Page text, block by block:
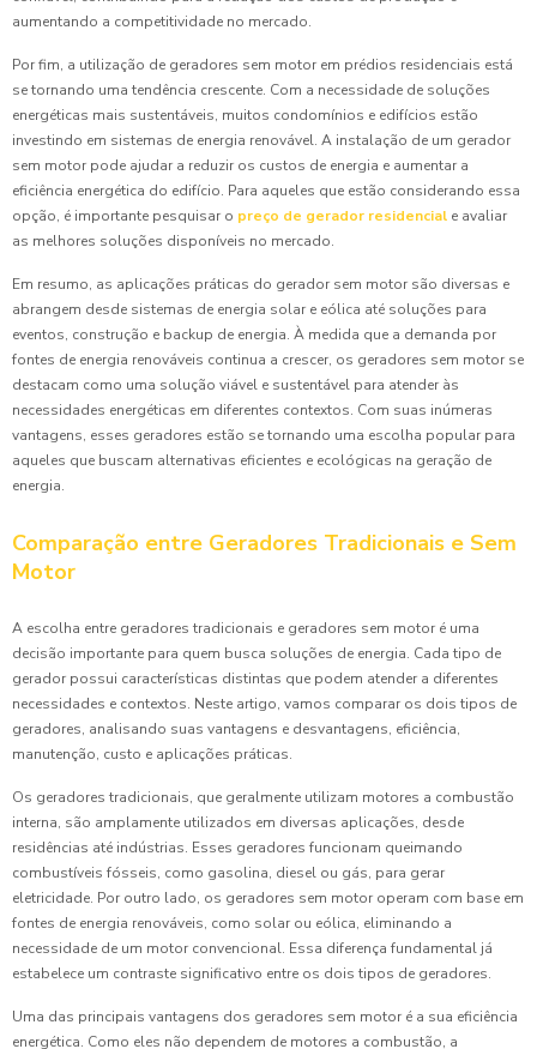
aumentando a competitividade no mercado.
Por fim, a utilização de geradores sem motor em prédios residenciais está
se tornando uma tendência crescente. Com a necessidade de soluções
energéticas mais sustentáveis, muitos condomínios e edifícios estão
investindo em sistemas de energia renovável. A instalação de um gerador
sem motor pode ajudar a reduzir os custos de energia e aumentar a
eficiência energética do edifício. Para aqueles que estão considerando essa
opção, é importante pesquisar o preço de gerador residencial e avaliar
as melhores soluções disponíveis no mercado.
Em resumo, as aplicações práticas do gerador sem motor são diversas e
abrangem desde sistemas de energia solar e eólica até soluções para
eventos, construção e backup de energia. À medida que a demanda por
fontes de energia renováveis continua a crescer, os geradores sem motor se
destacam como uma solução viável e sustentável para atender às
necessidades energéticas em diferentes contextos. Com suas inúmeras
vantagens, esses geradores estão se tornando uma escolha popular para
aqueles que buscam alternativas eficientes e ecológicas na geração de
energia.
Comparação entre Geradores Tradicionais e Sem
Motor
A escolha entre geradores tradicionais e geradores sem motor é uma
decisão importante para quem busca soluções de energia. Cada tipo de
gerador possui características distintas que podem atender a diferentes
necessidades e contextos. Neste artigo, vamos comparar os dois tipos de
geradores, analisando suas vantagens e desvantagens, eficiência,
manutenção, custo e aplicações práticas.
Os geradores tradicionais, que geralmente utilizam motores a combustão
interna, são amplamente utilizados em diversas aplicações, desde
residências até indústrias. Esses geradores funcionam queimando
combustíveis fósseis, como gasolina, diesel ou gás, para gerar
eletricidade. Por outro lado, os geradores sem motor operam com base em
fontes de energia renováveis, como solar ou eólica, eliminando a
necessidade de um motor convencional. Essa diferença fundamental já
estabelece um contraste significativo entre os dois tipos de geradores.
Uma das principais vantagens dos geradores sem motor é a sua eficiência
energética. Como eles não dependem de motores a combustão, a